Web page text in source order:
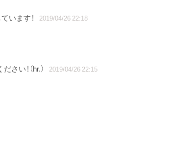
います！ 2019/04/26 22:18
い！（hr.） 2019/04/26 22:15